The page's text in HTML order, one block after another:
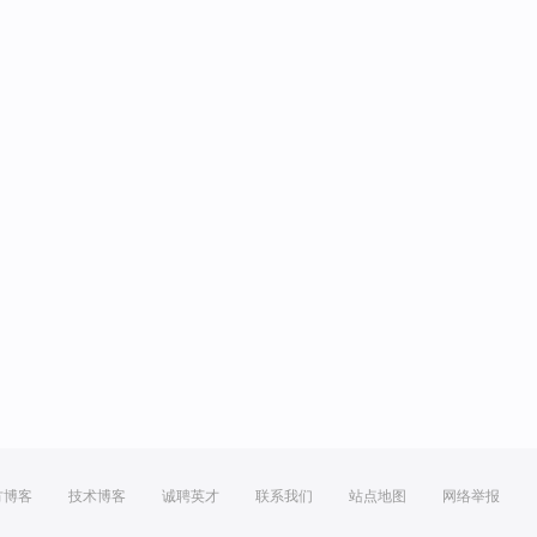
博客 技术博客 诚聘英才 联系我们 站点地图 网络举报